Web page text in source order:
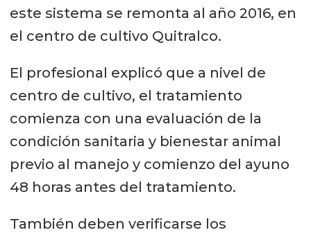
este sistema se remonta al año 2016, en
el centro de cultivo Quitralco.
El profesional explicó que a nivel de
centro de cultivo, el tratamiento
comienza con una evaluación de la
condición sanitaria y bienestar animal
previo al manejo y comienzo del ayuno
48 horas antes del tratamiento.
También deben verificarse los